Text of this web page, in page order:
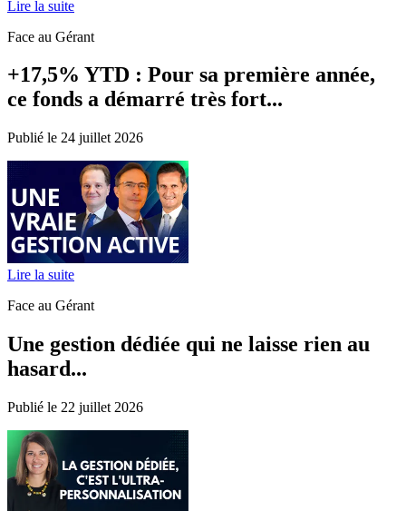
Lire la suite
Face au Gérant
+17,5% YTD : Pour sa première année,
ce fonds a démarré très fort...
Publié le 24 juillet 2026
Lire la suite
Face au Gérant
Une gestion dédiée qui ne laisse rien au
hasard...
Publié le 22 juillet 2026